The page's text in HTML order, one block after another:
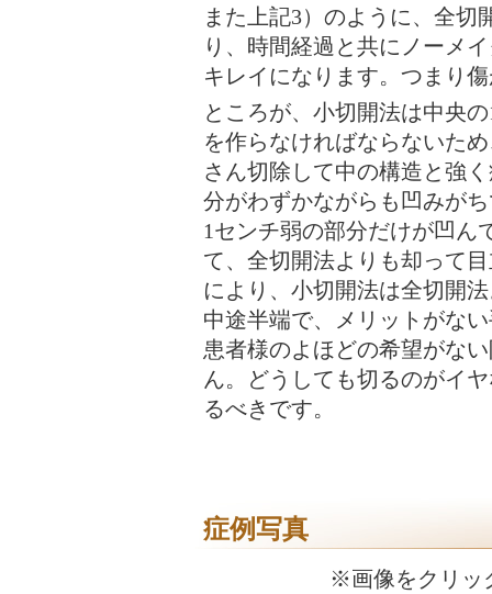
また上記3）のように、全切
り、時間経過と共にノーメ
キレイになります。つまり
ところが、小切開法は中央
を作らなければならないた
さん切除して中の構造と強
分がわずかながらも凹みが
1センチ弱の部分だけが凹ん
て、全切開法よりも却って
により、小切開法は全切開
中途半端で、メリットがな
患者様のよほどの希望がな
ん。どうしても切るのがイ
るべきです。
症例写真
※画像をクリッ